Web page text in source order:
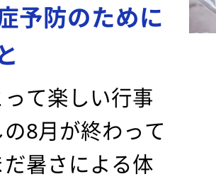
予防のために
て楽しい行事
8月が終わって
暑さによる体